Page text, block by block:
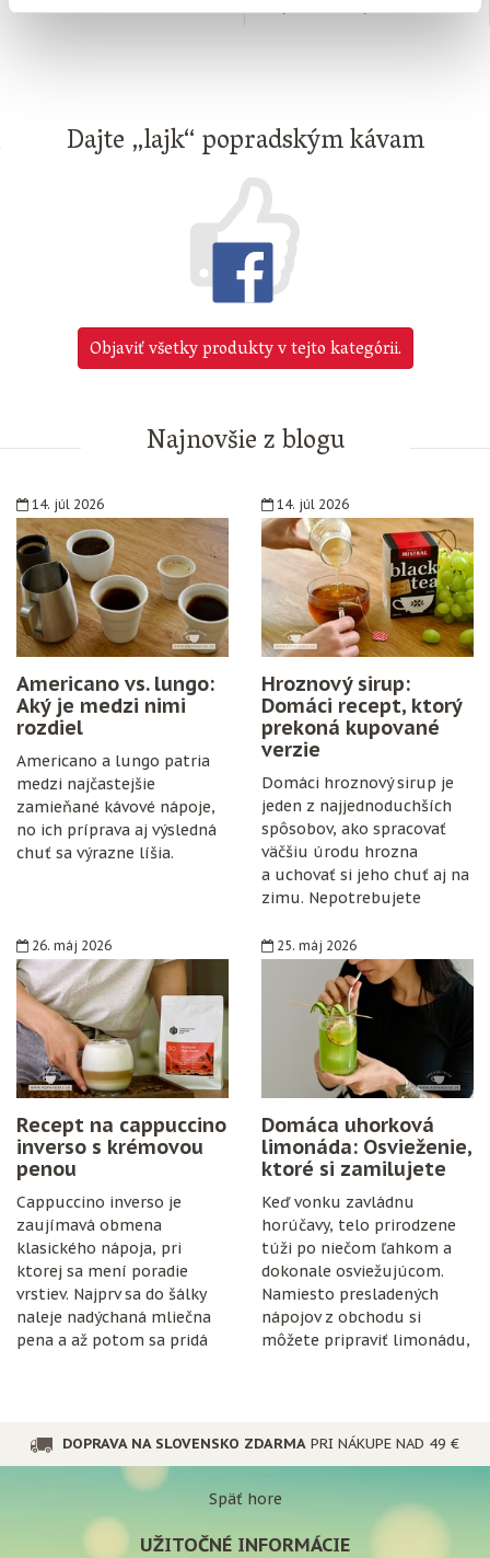
Dajte „lajk“ popradským kávam
Objaviť všetky produkty v tejto kategórii.
Najnovšie z blogu
14. júl 2026
Americano vs. lungo:
Aký je medzi nimi
rozdiel
Americano a lungo patria
medzi najčastejšie
zamieňané kávové nápoje,
no ich príprava aj výsledná
chuť sa výrazne líšia.
14. júl 2026
Hroznový sirup:
Domáci recept, ktorý
prekoná kupované
verzie
Domáci hroznový sirup je
jeden z najjednoduchších
spôsobov, ako spracovať
väčšiu úrodu hrozna
a uchovať si jeho chuť aj na
zimu. Nepotrebujete
konzervanty ani zložitý
postup. Stačí zrelé hrozno,
cukor, citrón, čisté fľaše
a trochu trpezlivosti.
26. máj 2026
Recept na cappuccino
inverso s krémovou
penou
Cappuccino inverso je
zaujímavá obmena
klasického nápoja, pri
ktorej sa mení poradie
vrstiev. Najprv sa do šálky
naleje nadýchaná mliečna
pena a až potom sa pridá
25. máj 2026
Domáca uhorková
limonáda: Osvieženie,
ktoré si zamilujete
Keď vonku zavládnu
horúčavy, telo prirodzene
túži po niečom ľahkom a
dokonale osviežujúcom.
Namiesto presladených
nápojov z obchodu si
môžete pripraviť limonádu,
DOPRAVA NA SLOVENSKO ZDARMA PRI NÁKUPE NAD 49 €
Späť hore
UŽITOČNÉ INFORMÁCIE